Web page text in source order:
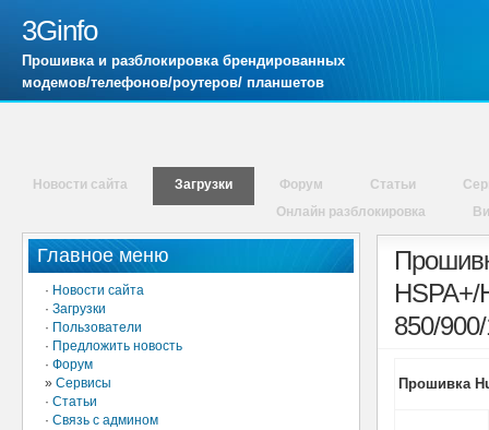
3Ginfo
Прошивка и разблокировка брендированных
модемов/телефонов/роутеров/ планшетов
Новости сайта Загрузки Форум Статьи
Онлайн разблокировка
Главное меню
· Новости сайта
· Загрузки
· Пользователи
· Предложить новость
· Форум
» Сервисы
· Статьи
· Связь с админом
850/
Прошивка